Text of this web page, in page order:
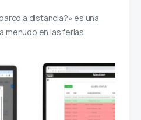
a distancia?» es una
menudo en las ferias